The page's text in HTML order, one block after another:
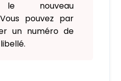
le nouveau
pouvez par
un numéro de